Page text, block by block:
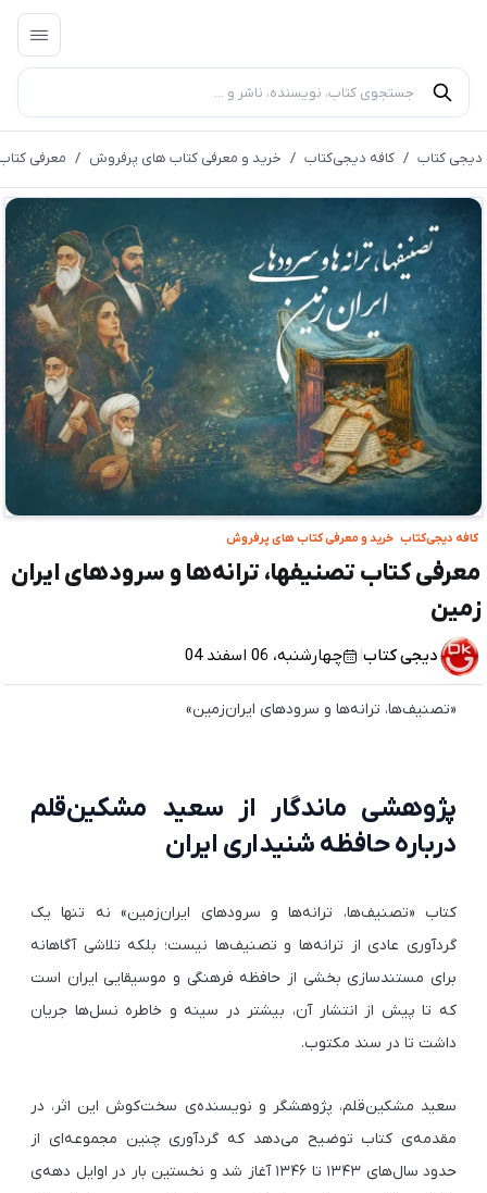
دیجی کتاب / کافه دیجی‌کتاب / خرید و معرفی کتاب های پرفروش / معرفی
کافه دیجی‌کتاب خرید و معرفی کتاب های پرفروش
معرفی کتاب تصنیفها، ترانه‌ها و سرودهای ایران
زمین
دیجی کتاب چهارشنبه، 06 اسفند 04
«تصنیف‌ها، ترانه‌ها و سرودهای ایران‌زمین»
پژوهشی ماندگار از سعید مشکین‌قلم
درباره حافظه شنیداری ایران
کتاب «تصنیف‌ها، ترانه‌ها و سرودهای ایران‌زمین» نه تنها یک
گردآوری عادی از ترانه‌ها و تصنیف‌ها نیست؛ بلکه تلاشی آگاهانه
برای مستندسازی بخشی از حافظه فرهنگی و موسیقایی ایران است
که تا پیش از انتشار آن، بیشتر در سینه و خاطره نسل‌ها جریان
داشت تا در سند مکتوب.
سعید مشکین‌قلم، پژوهشگر و نویسنده‌ی سخت‌کوش این اثر، در
مقدمه‌ی کتاب توضیح می‌دهد که گردآوری چنین مجموعه‌ای از
حدود سال‌های ۱۳۴۳ تا ۱۳۴۶ آغاز شد و نخستین بار در اوایل دهه‌ی